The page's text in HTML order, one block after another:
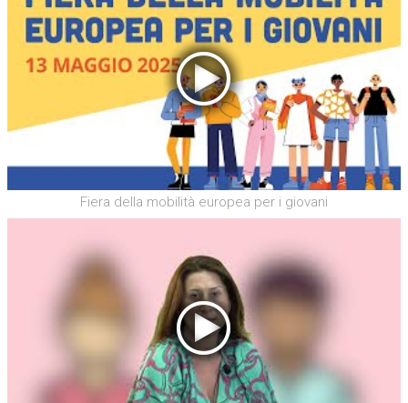
Fiera della mobilità europea per i giovani